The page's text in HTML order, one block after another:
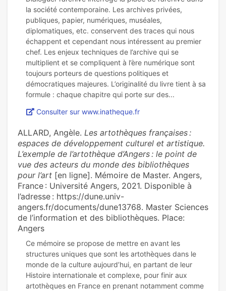
la société contemporaine. Les archives privées,
publiques, papier, numériques, muséales,
diplomatiques, etc. conservent des traces qui nous
échappent et cependant nous intéressent au premier
chef. Les enjeux techniques de l’archive qui se
multiplient et se compliquent à l’ère numérique sont
toujours porteurs de questions politiques et
démocratiques majeures. L’originalité du livre tient à sa
Consulter sur www.inatheque.fr
ALLARD, Angèle. Les artothèques françaises :
espaces de développement culturel et artistique.
L’exemple de l’artothèque d’Angers : le point de
vue des acteurs du monde des bibliothèques
pour l’art [en ligne]. Mémoire de Master. Angers,
France : Université Angers, 2021. Disponible à
l’adresse : https://dune.univ-
angers.fr/documents/dune13768. Master Sciences
de l’information et des bibliothèques. Place:
Angers
Ce mémoire se propose de mettre en avant les
structures uniques que sont les artothèques dans le
monde de la culture aujourd’hui, en partant de leur
Histoire internationale et complexe, pour finir aux
artothèques en France en prenant notamment comme